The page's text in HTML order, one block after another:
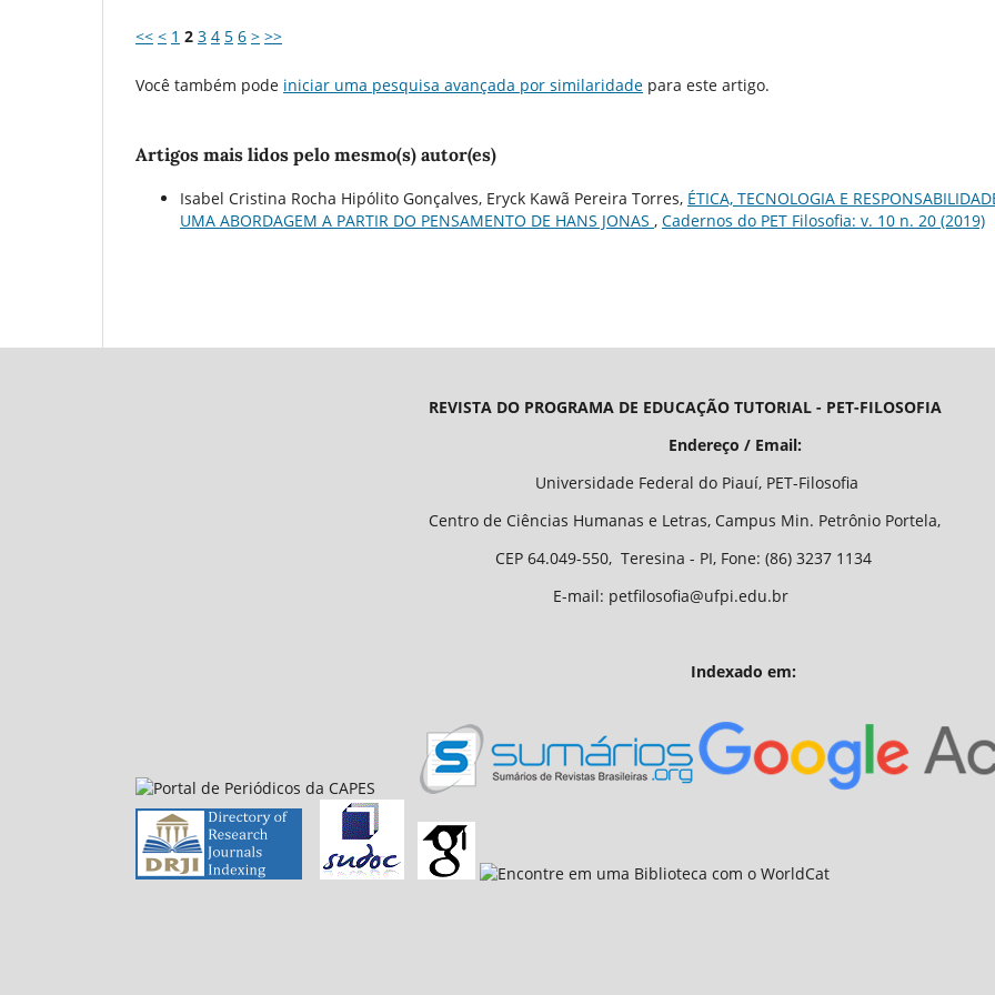
<< < 1 2 3 4 5 6 > >>
Você também pode iniciar uma pesquisa avançada por similaridade para este artigo.
Artigos mais lidos pelo mesmo(s) autor(es)
Isabel Cristina Rocha Hipólito Gonçalves, Eryck Kawã Pereira Torres, ÉTICA, TECNOLOGIA E
UMA ABORDAGEM A PARTIR DO PENSAMENTO DE HANS JONAS , Cadernos do PET Filosofia: v. 10 n. 20 (2019)
REVISTA DO PROGRAMA DE EDUCAÇÃO TUTORIAL - PET-FILOSOFIA
Endereço / Email:
Universidade Federal do Piauí, PET-Filosofia
Centro de Ciências Humanas e Letras, Campus Min. Petrônio Portela,
CEP 64.049-550, Teresina - PI, Fone: (86) 3237 1134
E-mail: petfilosofia@ufpi.edu.br
Indexado em: